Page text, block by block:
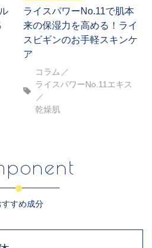
ライスパワーNo.11で肌本
来の保湿力を高める！ライ
スビギンのお手軽スキンケ
ア
コラム
ライスパワーNo.11エキス
乾燥肌
すすめ成分